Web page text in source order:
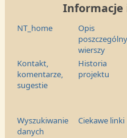
Informacje
NT_home
Opis
wierszy
Kontakt,
komentarze,
sugestie
Historia
projektu
Wyszukiwanie
danych
Ciekawe linki